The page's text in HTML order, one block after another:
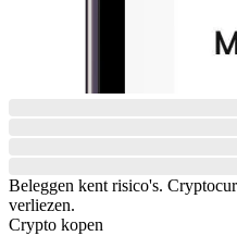
Beleggen kent risico's.
verliezen.
Crypto kopen